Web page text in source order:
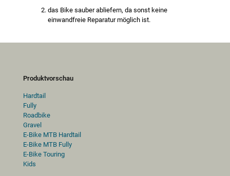
das Bike sauber abliefern, da sonst keine
einwandfreie Reparatur möglich ist.
Produktvorschau
Hardtail
Fully
Roadbike
Gravel
E-Bike MTB Hardtail
E-Bike MTB Fully
E-Bike Touring
Kids